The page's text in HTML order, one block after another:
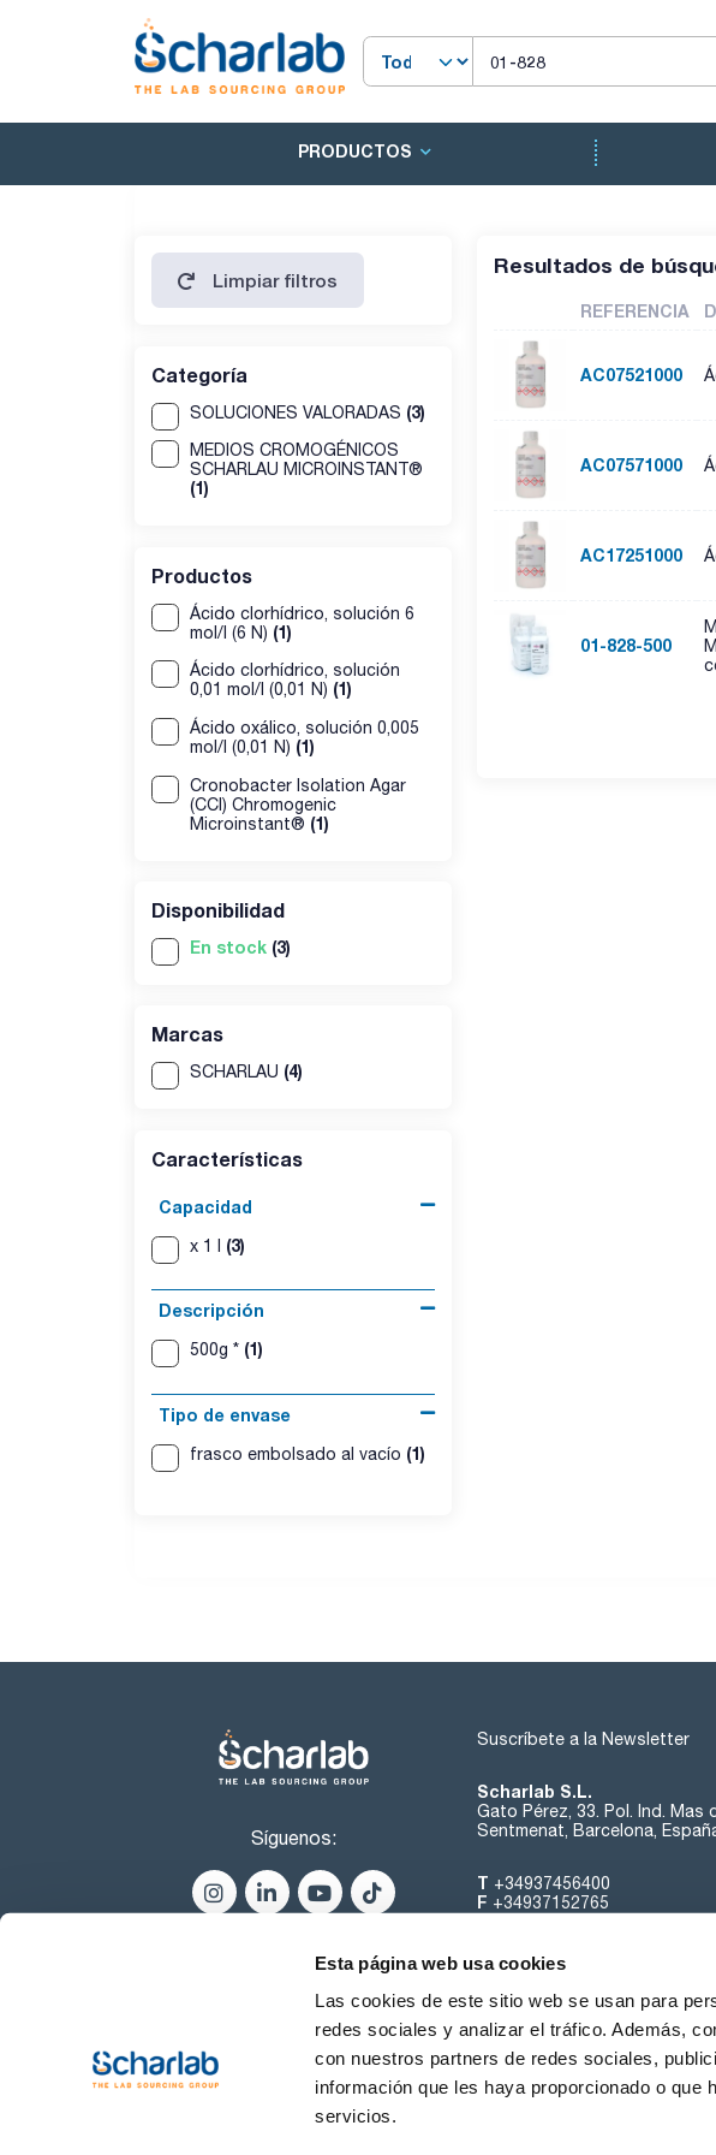
Esta página web usa cookies
Las cookies de este sitio web se usan para
redes sociales y analizar el tráfico. Además,
con nuestros partners de redes sociales,
información que les haya proporcionado o que
servicios.
PRODUCTOS
Limpiar filtros
Categoría
SOLUCIONES VALORADAS (3)
MEDIOS CROMOGÉNICOS
SCHARLAU MICROINSTANT®
(1)
Productos
Ácido clorhídrico, solución 6
mol/l (6 N) (1)
Ácido clorhídrico, solución
0,01 mol/l (0,01 N) (1)
Ácido oxálico, solución 0,005
mol/l (0,01 N) (1)
Cronobacter Isolation Agar
(CCI) Chromogenic
Microinstant® (1)
Disponibilidad
En stock (3)
Marcas
SCHARLAU (4)
Características
Capacidad
x 1 l (3)
Descripción
500g * (1)
Tipo de envase
frasco embolsado al vacío (1)
Resultados de
REFERENCIA
AC07521000
AC07571000
AC17251000
01-828-500
Síguenos:
Suscríbete a la Newsletter
Scharlab S.L.
Gato Pérez, 33. Pol. Ind. Mas
Sentmenat, Barcelona,
T +34937456400
F +34937152765
Sobre nosotros
Condiciones de Uso